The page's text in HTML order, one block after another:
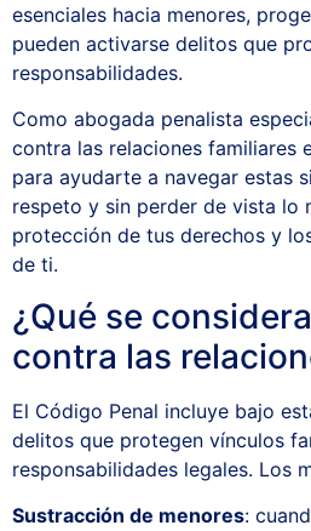
esenciales hacia menores,
pueden activarse delitos que
responsabilidades.
Como abogada penalista
contra las relaciones familiares
para ayudarte a navegar estas
respeto y sin perder de vista lo
protección de tus derechos y
de ti.
¿Qué se
contra las
El Código Penal incluye bajo
delitos que protegen vínculos
responsabilidades legales. Los
Sustracción de menores: